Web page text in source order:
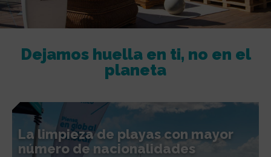
Dejamos huella en ti, no en el
planeta
La limpieza de playas con mayor
número de nacionalidades